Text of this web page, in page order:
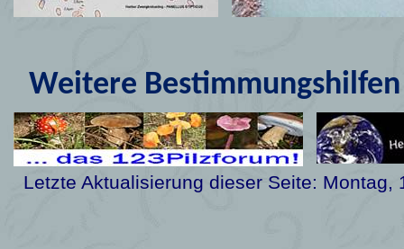
Weitere
Letzte Aktualisierung dieser Seite: Montag,